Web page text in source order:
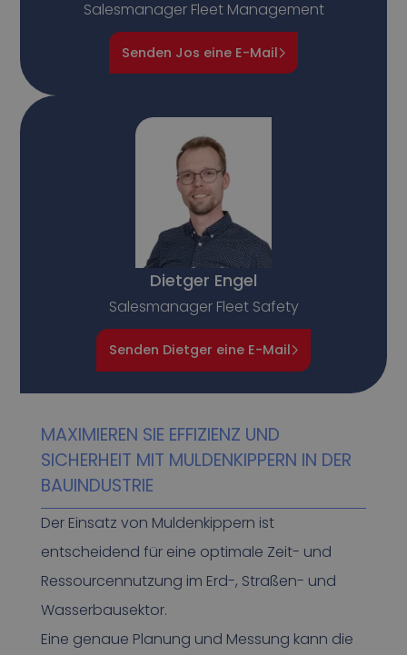
Salesmanager Fleet Management
Senden Jos eine E-Mail
Dietger Engel
Salesmanager Fleet Safety
Senden Dietger eine E-Mail
MAXIMIEREN SIE EFFIZIENZ UND
SICHERHEIT MIT MULDENKIPPERN IN DER
BAUINDUSTRIE
Der Einsatz von Muldenkippern ist
entscheidend für eine optimale Zeit- und
Ressourcennutzung im Erd-, Straßen- und
Wasserbausektor.
Eine genaue Planung und Messung kann die